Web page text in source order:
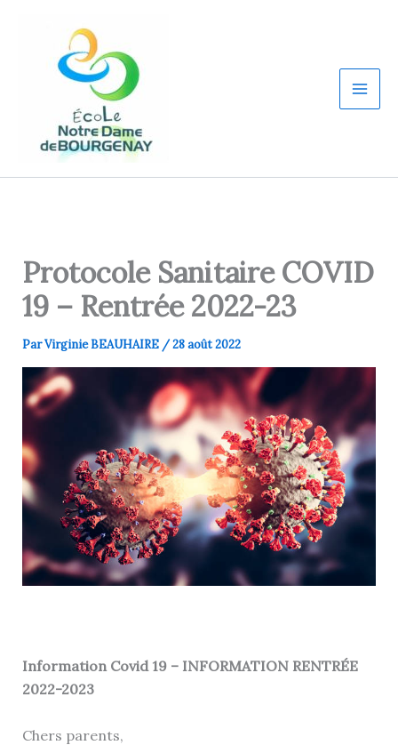
Protocole Sanitaire COVID
19 – Rentrée 2022-23
ParVirginie BEAUHAIRE /28 août 2022
Information Covid 19 – INFORMATION RENTRÉE
2022-2023
Chers parents,